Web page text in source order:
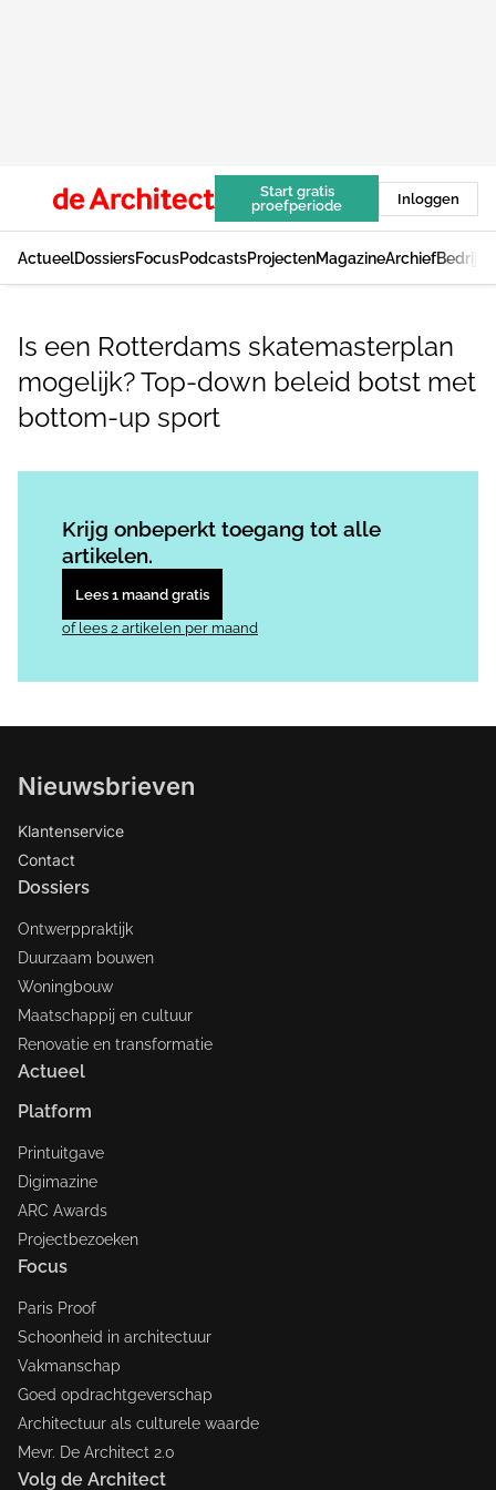
Start gratis
proefperiode
Inloggen
ActueelDossiersFocusPodcastsProjectenMagazineArchief
Is een Rotterdams skatemasterplan
mogelijk? Top-down beleid botst met
bottom-up sport
Krijg onbeperkt toegang tot alle
artikelen.
Lees 1 maand gratis
of lees 2 artikelen per maand
Nieuwsbrieven
Klantenservice
Contact
Dossiers
Ontwerppraktijk
Duurzaam bouwen
Woningbouw
Maatschappij en cultuur
Renovatie en transformatie
Actueel
Platform
Printuitgave
Digimazine
ARC Awards
Projectbezoeken
Focus
Paris Proof
Schoonheid in architectuur
Vakmanschap
Goed opdrachtgeverschap
Architectuur als culturele waarde
Mevr. De Architect 2.0
Volg de Architect